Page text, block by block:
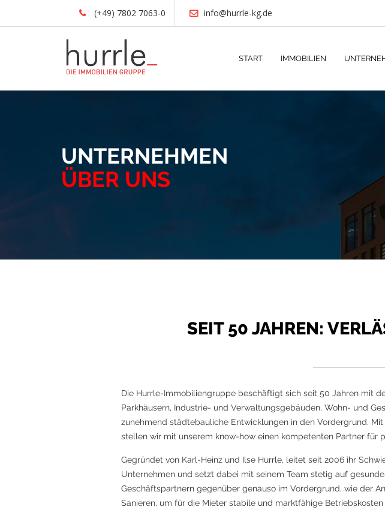
(+49) 7802 7063-0 info@hurrle-kg.de
START IMMOBILIEN
UNTERNEHMEN
ÜBER UNS
SEIT 50 JAHREN:
Die Hurrle-Immobiliengruppe beschäftigt sich seit 50 Jahren mit
Parkhäusern, Industrie- und Verwaltungsgebäuden, Wohn- und
zunehmend städtebauliche Entwicklungen in den Vordergrund.
stellen wir mit unserem know-how einen kompetenten Partner für
Gegründet von Karl-Heinz und Ilse Hurrle, leitet seit 2006 ihr
Unternehmen und setzt dabei mit seinem Team stetig auf
Geschäftspartnern gegenüber genauso im Vordergrund, wie der
Sanieren, um für die Mieter stabile und marktfähige Betriebskosten